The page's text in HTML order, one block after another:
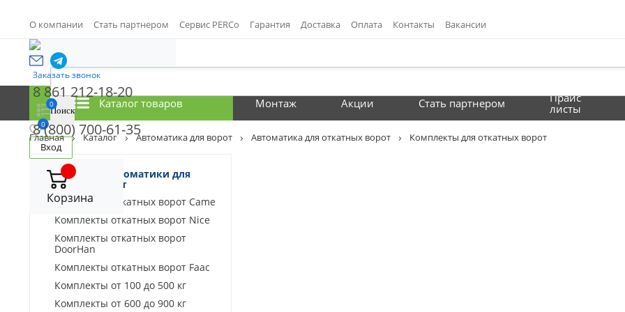
О компании Стать партнером Сервис PERCo Гарантия Доставка Оплата Контакты Вакансии
Заказать звонок
8 861 212-18-20
8 (800) 700-61-35
0
0
Вход
Корзина
Каталог товаров Монтаж Акции Стать партнером
Прайс
листы
Главная Каталог Автоматика для ворот Автоматика для откатных ворот Комплекты для откатных ворот
Комплекты автоматики для
откатных ворот
Комплекты откатных ворот Came
Комплекты откатных ворот Nice
Комплекты откатных ворот
DoorHan
Комплекты откатных ворот Faac
Комплекты от 100 до 500 кг
Комплекты от 600 до 900 кг